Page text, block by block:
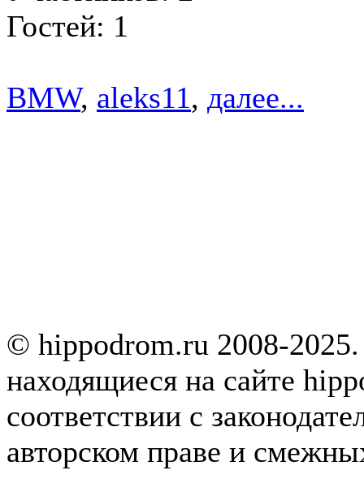
Гостей: 1
BMW, aleks11, далее...
© hippodrom.ru 2008-
находящиеся на сайте
соответствии с
авторском праве и